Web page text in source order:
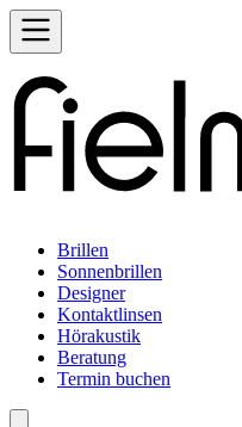
Brillen
Sonnenbrillen
Designer
Kontaktlinsen
Hörakustik
Beratung
Termin buchen